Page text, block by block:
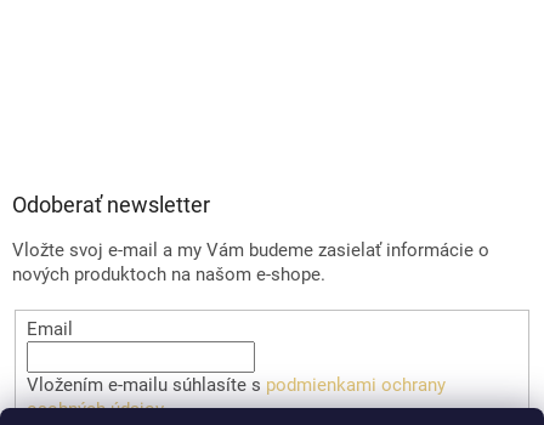
Odoberať newsletter
Vložte svoj e-mail a my Vám budeme zasielať informácie o
nových produktoch na našom e-shope.
Email
Vložením e-mailu súhlasíte s podmienkami ochrany
osobných údajov